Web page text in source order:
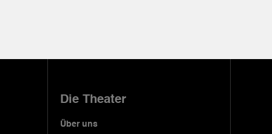
Die Theater
Über uns